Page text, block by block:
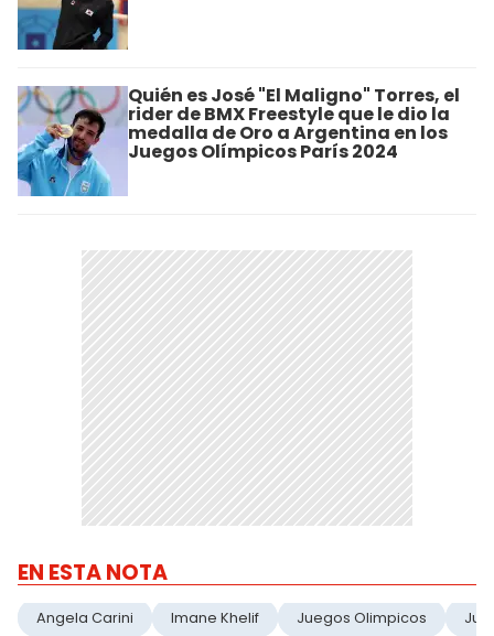
Quién es José "El Maligno" Torres, el
rider de BMX Freestyle que le dio la
medalla de Oro a Argentina en los
Juegos Olímpicos París 2024
EN ESTA NOTA
Angela Carini Imane Khelif Juegos Olimpicos